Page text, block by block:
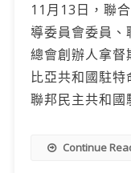
11月13日，聯
導委員會委員
總會創辦人拿
比亞共和國駐
聯邦民主共和國
Continue